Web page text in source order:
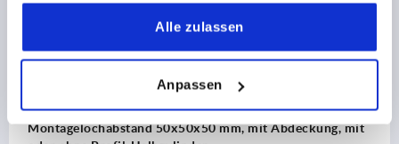
gesammelt haben.
Alle zulassen
Anpassen
Montageloch eckig,
50x50x50 mm, mit Abdeckung, mit
Schwenkhebel